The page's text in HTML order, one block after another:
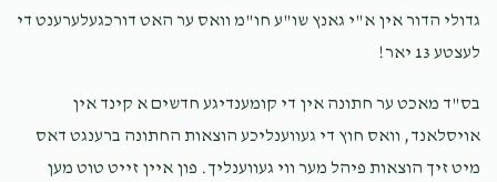
A H Greenberg
$35.00
גדולי הדור אין א"י גאנץ שו"ע חו"מ וואס ער האט דורכגעלערענט די
לעצטע 13 יאר!
בס"ד מאכט ער חתונה אין די קומענדיגע חדשים א קינד אין
אויסלאנד, וואס חוץ די געווענליכע הוצאות החתונה ברענגט דאס
מיט זיך הוצאות פיהל מער ווי געווענליך. פון איין זייט טוט מען